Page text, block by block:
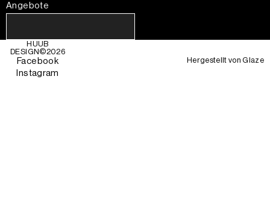
Angebote
HUUB
DESIGN©2026
Facebook
Instagram
Hergestellt vonGlaze